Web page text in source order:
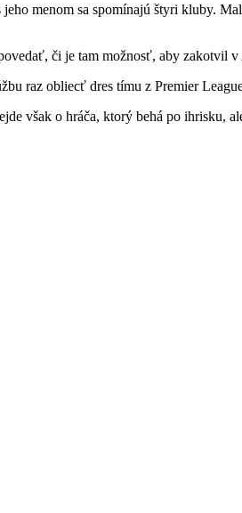
menom sa spomínajú štyri kluby.
či je tam možnosť, aby zakotvil
raz obliecť dres tímu z Premier
však o hráča, ktorý behá po ihrisku,